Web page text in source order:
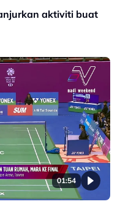
aktiviti buat
01:54